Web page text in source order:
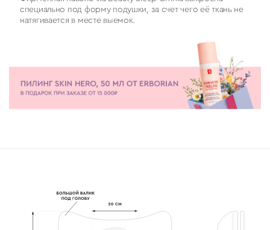
специально под форму подушки, за счет чего её ткань не
натягивается в месте выемок.